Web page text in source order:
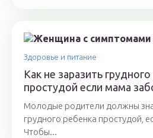
Здоровье и питание
Как не заразить
простудой если мама
Молодые родители должны
грудного ребенка простудой,
Чтобы...